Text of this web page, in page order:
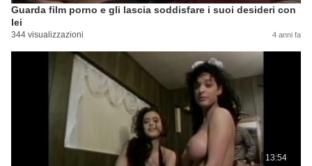
Guarda film porno e gli lascia soddisfare i suoi desideri con
lei
344 visualizzazioni 4 anni fa
13:54